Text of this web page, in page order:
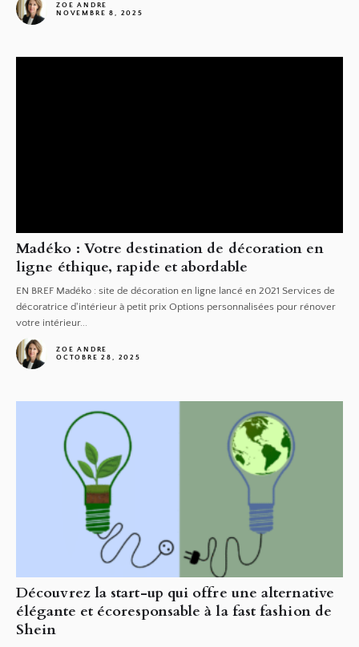
ZOE ANDRE
NOVEMBRE 8, 2025
Madéko : Votre destination de décoration en
ligne éthique, rapide et abordable
EN BREF Madéko : site de décoration en ligne lancé en 2021 Services de
décoratrice d'intérieur à petit prix Options personnalisées pour rénover
votre intérieur...
ZOE ANDRE
OCTOBRE 28, 2025
Découvrez la start-up qui offre une alternative
élégante et écoresponsable à la fast fashion de
Shein